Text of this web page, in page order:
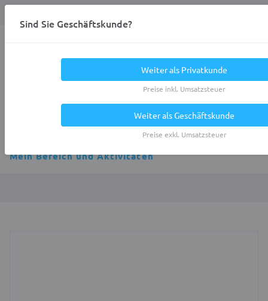
Mein Bereich und Aktivitäten
Sind Sie Geschäftskunde?
Weiter als Privatkunde
Preise inkl. Umsatzsteuer
Weiter als Geschäftskunde
Preise exkl. Umsatzsteuer